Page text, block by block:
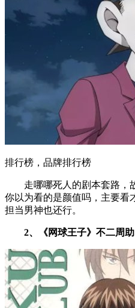
排行榜，品牌排行榜
走哪哪死人的剧本套路，故
你以为看的是颜值吗，主要看
担当男神也还行。
2、《网球王子》不二周助